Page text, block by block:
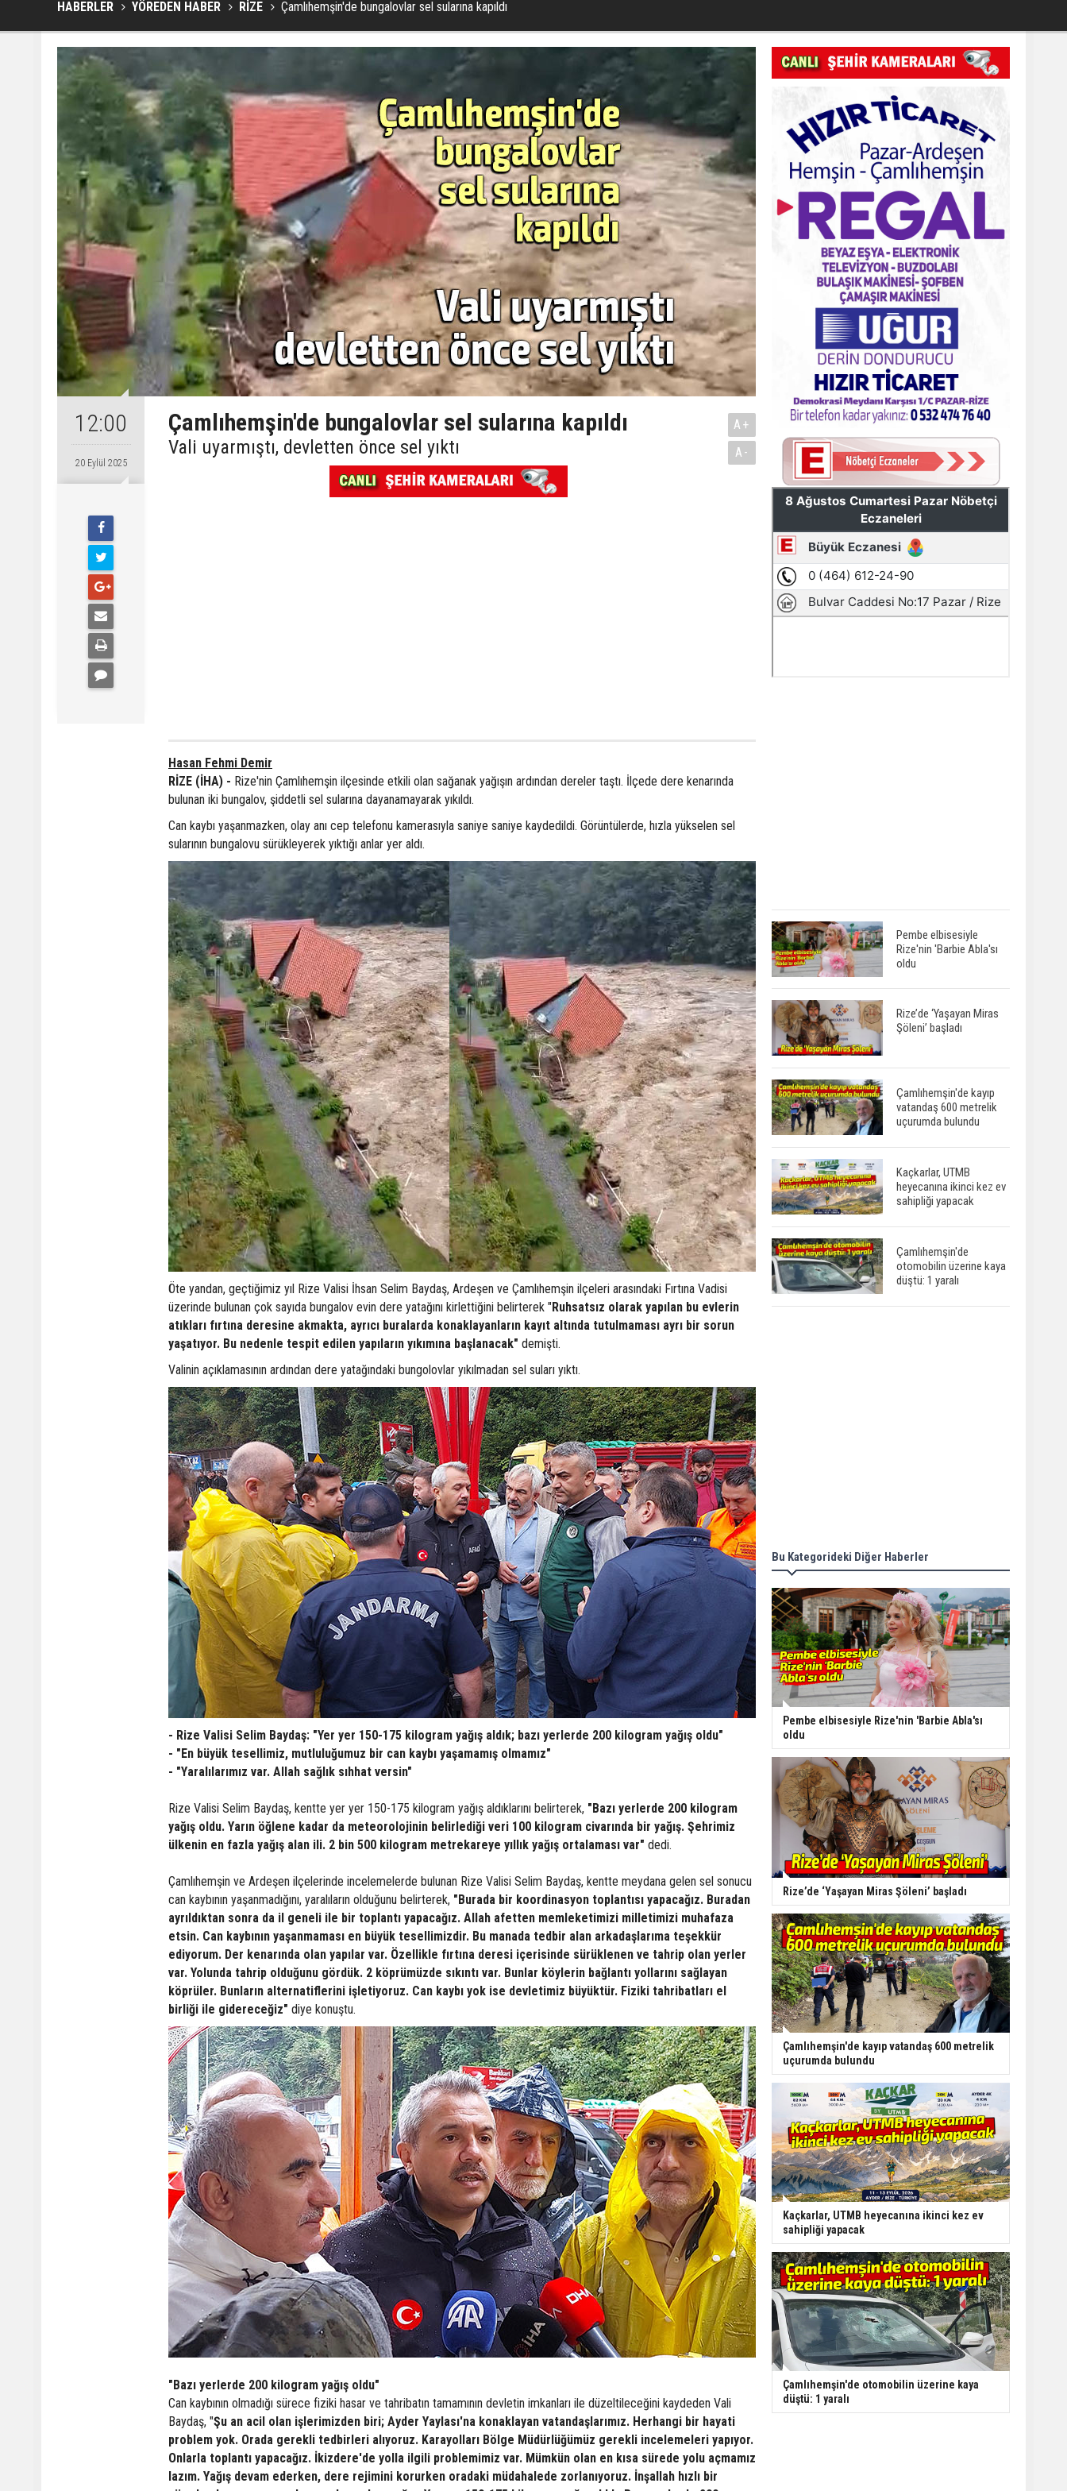
HABERLER YÖREDEN HABER RİZE Çamlıhemşin'de bungalovlar sel sularına kapıldı
12:00
20 Eylül 2025
Çamlıhemşin'de bungalovlar sel sularına kapıldı
Vali uyarmıştı, devletten önce sel yıktı
A+
A-
Hasan Fehmi Demir
RİZE (İHA) - Rize'nin Çamlıhemşin ilçesinde etkili olan sağanak yağışın ardından dereler taştı. İlçede dere kenarında
bulunan iki bungalov, şiddetli sel sularına dayanamayarak yıkıldı.
Can kaybı yaşanmazken, olay anı cep telefonu kamerasıyla saniye saniye kaydedildi. Görüntülerde, hızla yükselen sel
sularının bungalovu sürükleyerek yıktığı anlar yer aldı.
Öte yandan, geçtiğimiz yıl Rize Valisi İhsan Selim Baydaş, Ardeşen ve Çamlıhemşin ilçeleri arasındaki Fırtına Vadisi
üzerinde bulunan çok sayıda bungalov evin dere yatağını kirlettiğini belirterek "Ruhsatsız olarak yapılan bu evlerin
atıkları fırtına deresine akmakta, ayrıcı buralarda konaklayanların kayıt altında tutulmaması ayrı bir sorun
yaşatıyor. Bu nedenle tespit edilen yapıların yıkımına başlanacak" demişti.
Valinin açıklamasının ardından dere yatağındaki bungolovlar yıkılmadan sel suları yıktı.
- Rize Valisi Selim Baydaş: "Yer yer 150-175 kilogram yağış aldık; bazı yerlerde 200 kilogram yağış oldu"
- "En büyük tesellimiz, mutluluğumuz bir can kaybı yaşamamış olmamız"
- "Yaralılarımız var. Allah sağlık sıhhat versin"
Rize Valisi Selim Baydaş, kentte yer yer 150-175 kilogram yağış aldıklarını belirterek, "Bazı yerlerde 200 kilogram
yağış oldu. Yarın öğlene kadar da meteorolojinin belirlediği veri 100 kilogram civarında bir yağış. Şehrimiz
ülkenin en fazla yağış alan ili. 2 bin 500 kilogram metrekareye yıllık yağış ortalaması var" dedi.
Çamlıhemşin ve Ardeşen ilçelerinde incelemelerde bulunan Rize Valisi Selim Baydaş, kentte meydana gelen sel sonucu
can kaybının yaşanmadığını, yaralıların olduğunu belirterek, "Burada bir koordinasyon toplantısı yapacağız. Buradan
ayrıldıktan sonra da il geneli ile bir toplantı yapacağız. Allah afetten memleketimizi milletimizi muhafaza
etsin. Can kaybının yaşanmaması en büyük tesellimizdir. Bu manada tedbir alan arkadaşlarıma teşekkür
ediyorum. Der kenarında olan yapılar var. Özellikle fırtına deresi içerisinde sürüklenen ve tahrip olan yerler
var. Yolunda tahrip olduğunu gördük. 2 köprümüzde sıkıntı var. Bunlar köylerin bağlantı yollarını sağlayan
köprüler. Bunların alternatiflerini işletiyoruz. Can kaybı yok ise devletimiz büyüktür. Fiziki tahribatları el
birliği ile gidereceğiz" diye konuştu.
"Bazı yerlerde 200 kilogram yağış oldu"
Can kaybının olmadığı sürece fiziki hasar ve tahribatın tamamının devletin imkanları ile düzeltileceğini kaydeden Vali
Baydaş, "Şu an acil olan işlerimizden biri; Ayder Yaylası'na konaklayan vatandaşlarımız. Herhangi bir hayati
problem yok. Orada gerekli tedbirleri alıyoruz. Karayolları Bölge Müdürlüğümüz gerekli incelemeleri yapıyor.
Onlarla toplantı yapacağız. İkizdere'de yolla ilgili problemimiz var. Mümkün olan en kısa sürede yolu açmamız
lazım. Yağış devam ederken, dere rejimini korurken oradaki müdahalede zorlanıyoruz. İnşallah hızlı bir
Pembe elbisesiyle
Rize'nin 'Barbie Abla'sı
oldu
Rize’de ‘Yaşayan Miras
Şöleni’ başladı
Çamlıhemşin'de kayıp
vatandaş 600 metrelik
uçurumda bulundu
Kaçkarlar, UTMB
heyecanına ikinci kez ev
sahipliği yapacak
Çamlıhemşin'de
otomobilin üzerine kaya
düştü: 1 yaralı
Bu Kategorideki Diğer Haberler
Pembe elbisesiyle Rize'nin 'Barbie Abla'sı
oldu
Rize’de ‘Yaşayan Miras Şöleni’ başladı
Çamlıhemşin'de kayıp vatandaş 600 metrelik
uçurumda bulundu
Kaçkarlar, UTMB heyecanına ikinci kez ev
sahipliği yapacak
Çamlıhemşin'de otomobilin üzerine kaya
düştü: 1 yaralı